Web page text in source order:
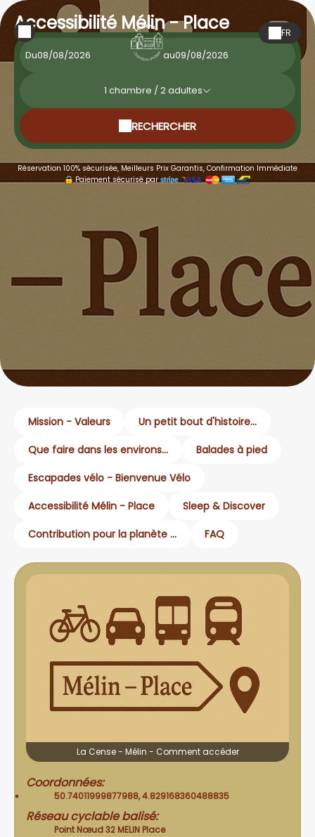
FR
Accessibilité Mélin - Place
Du au
1 chambre /2adultes
RECHERCHER
Réservation 100% sécurisée, Meilleurs Prix Garantis, Confirmation Immédiate
Paiement sécurisé par
Mission - Valeurs
Un petit bout d'histoire...
Que faire dans les environs...
Balades à pied
Escapades vélo - Bienvenue Vélo
Accessibilité Mélin - Place
Sleep & Discover
Contribution pour la planète ...
FAQ
La Cense - Mélin - Comment accéder
Coordonnées:
50.74011999877988, 4.829168360488835
Réseau cyclable balisé:
Point Nœud 32 MELIN Place